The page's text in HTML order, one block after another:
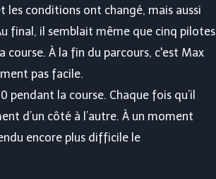
les conditions ont changé, mais aussi
final, il semblait même que cinq pilotes
course. À la fin du parcours, c'est Max
pas facile.
pendant la course. Chaque fois qu’il
d’un côté à l’autre. À un moment
encore plus difficile le